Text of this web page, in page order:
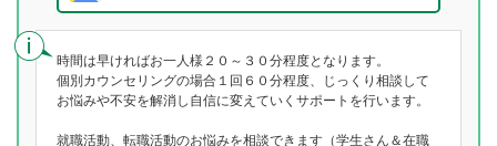
時間は早ければお一人様２０～３０分程度となります。
個別カウンセリングの場合１回６０分程度、じっくり相談して
お悩みや不安を解消し自信に変えていくサポートを行います。
就職活動、転職活動のお悩みを相談できます（学生さん＆在職